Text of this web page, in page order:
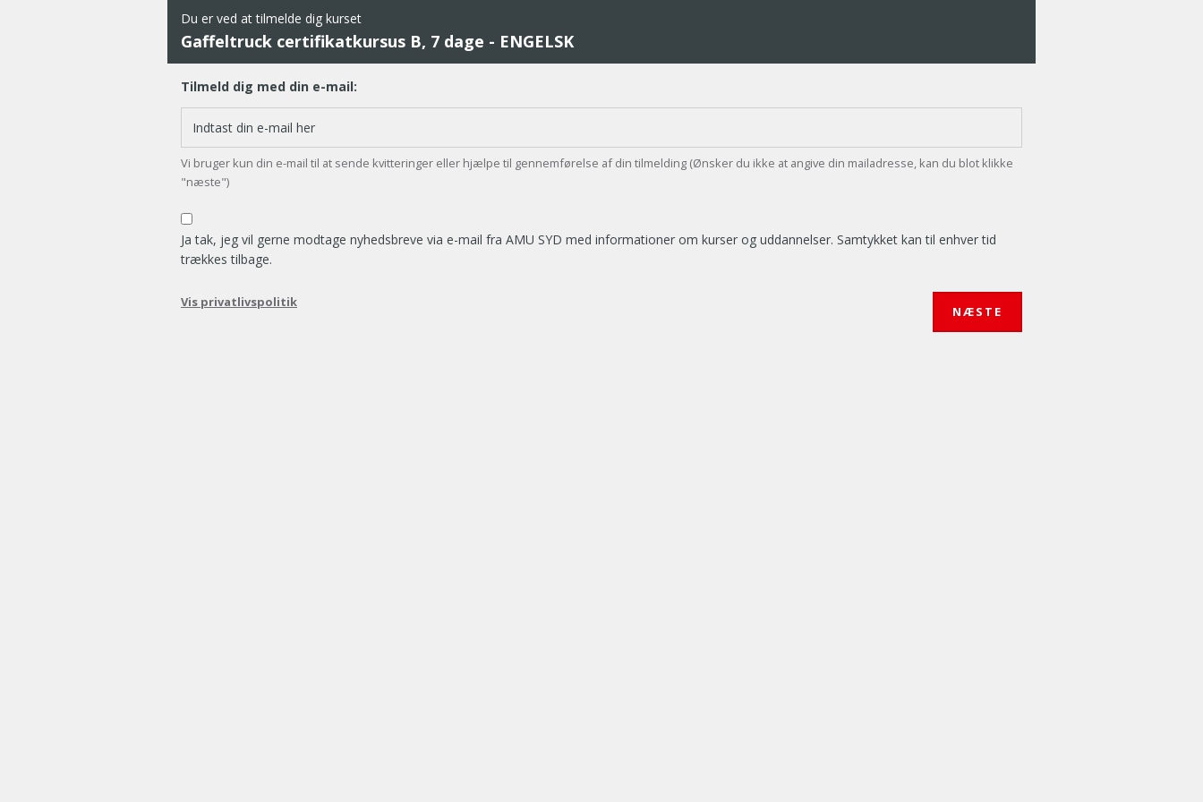
Du er ved at tilmelde dig kurset
Gaffeltruck certifikatkursus B, 7 dage - ENGELSK
Tilmeld dig med din e-mail:
Vi bruger kun din e-mail til at sende kvitteringer eller hjælpe til gennemførelse af din tilmelding (Ønsker du ikke at angive din mailadresse, kan du blot klikke
"næste")
Ja tak, jeg vil gerne modtage nyhedsbreve via e-mail fra AMU SYD med informationer om kurser og uddannelser. Samtykket kan til enhver tid
trækkes tilbage.
Vis privatlivspolitik